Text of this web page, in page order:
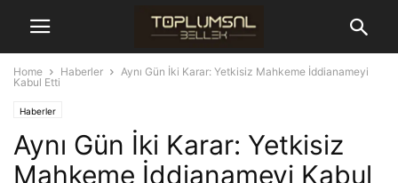
Home Haberler
Aynı Gün İki Karar: Yetkisiz Mahkeme İddianameyi
Kabul Etti
Haberler
Aynı Gün İki Karar: Yetkisiz
Mahkeme İddianameyi Kabul